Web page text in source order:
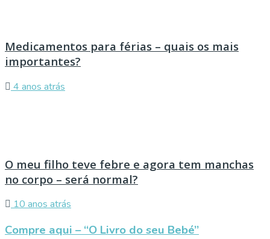
Medicamentos para férias – quais os mais
importantes?
4 anos atrás
O meu filho teve febre e agora tem manchas
no corpo – será normal?
10 anos atrás
Compre aqui – “O Livro do seu Bebé”